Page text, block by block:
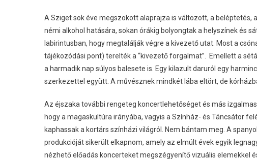
A Sziget sok éve megszokott alaprajza is változott, a
némi alkohol hatására, sokan órákig bolyongtak a helyszínek és
labirintusban, hogy megtalálják végre a kivezető utat. Most a
tájékozódási pont) terelték a “kivezető forgalmat”. Emellett a
a harmadik nap súlyos balesete is. Egy kilazult daruról egy
szerkezettel együtt. A művésznek mindkét lába eltört, de
Az éjszaka további rengeteg koncertlehetőséget és más
hogy a magaskultúra irányába, vagyis a Színház- és Táncsátor
kaphassak a kortárs színházi világról. Nem bántam meg. A spanyol
produkcióját sikerült elkapnom, amely az elmúlt évek egyik
nézhető előadás koncerteket megszégyenítő vizuális elemekkel